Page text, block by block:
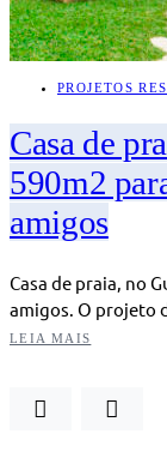
PROJETOS
Casa de
590m2
amigos
Casa de praia, no
amigos. O projeto
LEIA MAIS